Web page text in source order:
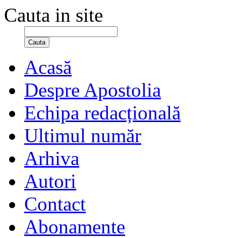
Cauta in site
Cauta
Acasă
Despre Apostolia
Echipa redacțională
Ultimul număr
Arhiva
Autori
Contact
Abonamente